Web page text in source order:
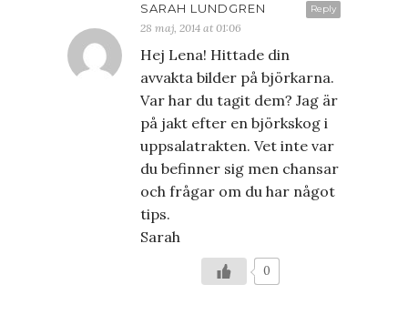
Reply
SARAH LUNDGREN
28 maj, 2014 at 01:06
Hej Lena! Hittade din
avvakta bilder på björkarna.
Var har du tagit dem? Jag är
på jakt efter en björkskog i
uppsalatrakten. Vet inte var
du befinner sig men chansar
och frågar om du har något
tips.
Sarah
0